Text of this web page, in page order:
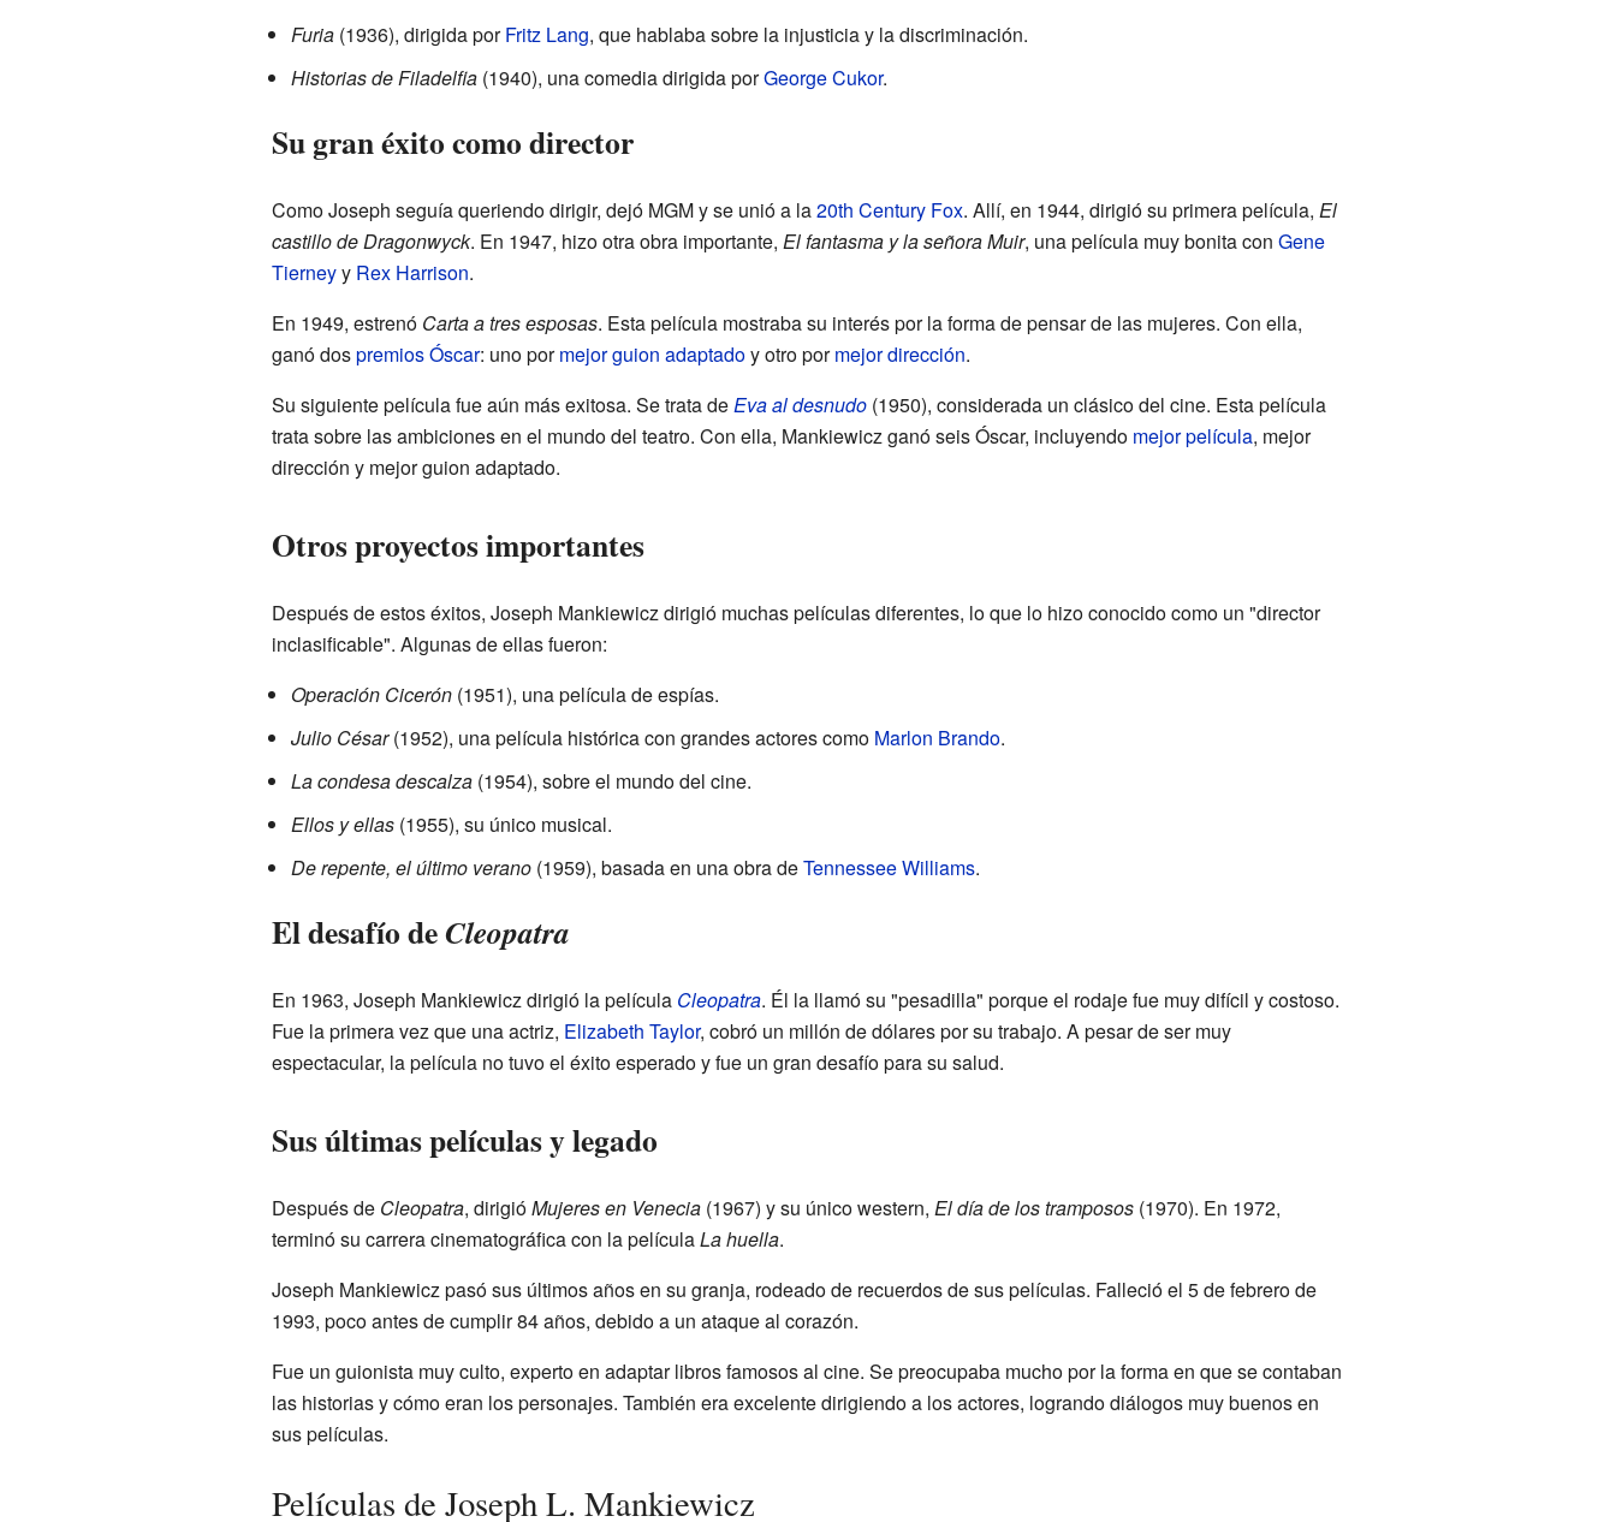
Furia(1936), dirigida porFritz Lang, que hablaba sobre la injusticia y la discriminación.
Historias de Filadelfia(1940), una comedia dirigida porGeorge Cukor.
Su gran éxito como director
Como Joseph seguía queriendo dirigir, dejó MGM y se unió a la20th Century Fox. Allí, en 1944, dirigió su primera película, El
castillo de Dragonwyck. En 1947, hizo otra obra importante, El fantasma y la señora Muir, una película muy bonita con Gene
Tierneyy Rex Harrison.
En 1949, estrenó Carta a tres esposas. Esta película mostraba su interés por la forma de pensar de las mujeres. Con ella,
ganó dospremios Óscar: uno pormejor guion adaptadoy otro pormejor dirección.
Su siguiente película fue aún más exitosa. Se trata deEva al desnudo(1950), considerada un clásico del cine. Esta película
trata sobre las ambiciones en el mundo del teatro. Con ella, Mankiewicz ganó seis Óscar, incluyendo mejor película, mejor
dirección y mejor guion adaptado.
Otros proyectos importantes
Después de estos éxitos, Joseph Mankiewicz dirigió muchas películas diferentes, lo que lo hizo conocido como un "director
inclasificable". Algunas de ellas fueron:
Operación Cicerón(1951), una película de espías.
Julio César(1952), una película histórica con grandes actores como Marlon Brando.
La condesa descalza(1954), sobre el mundo del cine.
Ellos y ellas(1955), su único musical.
De repente, el último verano(1959), basada en una obra deTennessee Williams.
El desafío deCleopatra
En 1963, Joseph Mankiewicz dirigió la película Cleopatra. Él la llamó su "pesadilla" porque el rodaje fue muy difícil y costoso.
Fue la primera vez que una actriz, Elizabeth Taylor, cobró un millón de dólares por su trabajo. A pesar de ser muy
espectacular, la película no tuvo el éxito esperado y fue un gran desafío para su salud.
Sus últimas películas y legado
Después de Cleopatra, dirigióMujeres en Venecia(1967) y su único western, El día de los tramposos(1970). En 1972,
terminó su carrera cinematográfica con la películaLa huella.
Joseph Mankiewicz pasó sus últimos años en su granja, rodeado de recuerdos de sus películas. Falleció el 5 de febrero de
1993, poco antes de cumplir 84 años, debido a un ataque al corazón.
Fue un guionista muy culto, experto en adaptar libros famosos al cine. Se preocupaba mucho por la forma en que se contaban
las historias y cómo eran los personajes. También era excelente dirigiendo a los actores, logrando diálogos muy buenos en
sus películas.
Películas de Joseph L. Mankiewicz